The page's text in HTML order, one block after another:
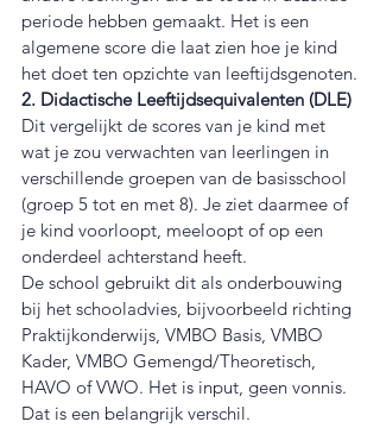
periode hebben gemaakt. Het is een
algemene score die laat zien hoe je kind
het doet ten opzichte van leeftijdsgenoten.
2. Didactische Leeftijdsequivalenten (DLE)
Dit vergelijkt de scores van je kind met
wat je zou verwachten van leerlingen in
verschillende groepen van de basisschool
(groep 5 tot en met 8). Je ziet daarmee of
je kind voorloopt, meeloopt of op een
onderdeel achterstand heeft.
De school gebruikt dit als onderbouwing
bij het schooladvies, bijvoorbeeld richting
Praktijkonderwijs, VMBO Basis, VMBO
Kader, VMBO Gemengd/Theoretisch,
HAVO of VWO. Het is input, geen vonnis.
Dat is een belangrijk verschil.